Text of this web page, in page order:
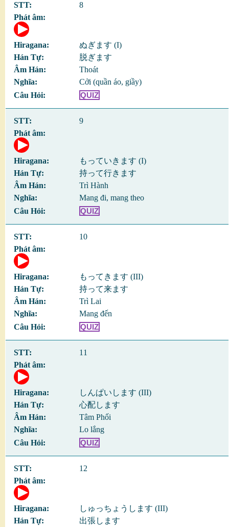
8
ぬぎます (I)
脱ぎます
Thoát
Cởi (quần áo, giầy)
QUIZ
9
もっていきます (I)
持って行きます
Trì Hành
Mang đi, mang theo
QUIZ
10
もってきます (III)
持って来ます
Trì Lai
Mang đến
QUIZ
11
しんぱいします (III)
心配します
Tâm Phối
Lo lắng
QUIZ
12
しゅっちょうします (III)
出張します